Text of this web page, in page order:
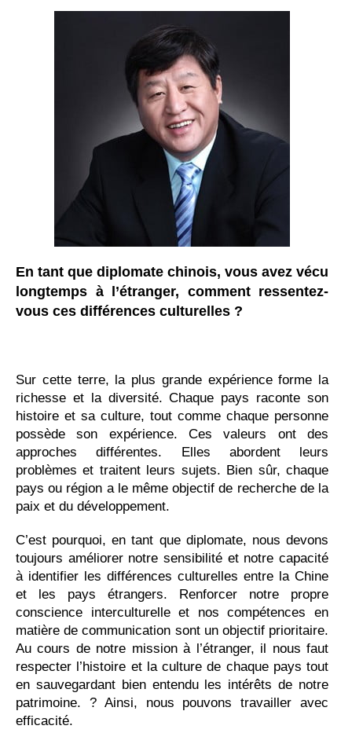
En tant que diplomate chinois, vous avez vécu
longtemps à l’étranger, comment ressentez-
vous ces différences culturelles ?
Sur cette terre, la plus grande expérience forme la
richesse et la diversité. Chaque pays raconte son
histoire et sa culture, tout comme chaque personne
possède son expérience. Ces valeurs ont des
approches différentes. Elles abordent leurs
problèmes et traitent leurs sujets. Bien sûr, chaque
pays ou région a le même objectif de recherche de la
paix et du développement.
C’est pourquoi, en tant que diplomate, nous devons
toujours améliorer notre sensibilité et notre capacité
à identifier les différences culturelles entre la Chine
et les pays étrangers. Renforcer notre propre
conscience interculturelle et nos compétences en
matière de communication sont un objectif prioritaire.
Au cours de notre mission à l’étranger, il nous faut
respecter l’histoire et la culture de chaque pays tout
en sauvegardant bien entendu les intérêts de notre
patrimoine. ? Ainsi, nous pouvons travailler avec
efficacité.